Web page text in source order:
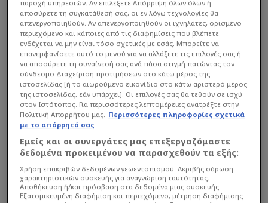
παροχή υπηρεσιών. Αν επιλέξετε Απόρριψη όλων όλων ή
αποσύρετε τη συγκατάθεσή σας, οι εν λόγω τεχνολογίες θα
απενεργοποιηθούν. Αν απενεργοποιηθούν οι ιχνηλάτες, ορισμένο
περιεχόμενο και κάποιες από τις διαφημίσεις που βλέπετε
ενδέχεται να μην είναι τόσο σχετικές με εσάς. Μπορείτε να
επανεμφανίσετε αυτό το μενού για να αλλάξετε τις επιλογές σας ή
να αποσύρετε τη συναίνεσή σας ανά πάσα στιγμή πατώντας τον
σύνδεσμο Διαχείριση προτιμήσεων στο κάτω μέρος της
ιστοσελίδας [ή το αιωρούμενο εικονίδιο στο κάτω αριστερό μέρος
της ιστοσελίδας, εάν υπάρχει]. Οι επιλογές σας θα τεθούν σε ισχύ
στον Ιστότοπος. Για περισσότερες λεπτομέρειες ανατρέξτε στην
Πολιτική Απορρήτου μας. Περισσότερες πληροφορίες σχετικά
με το απόρρητό σας
Εμείς και οι συνεργάτες μας επεξεργαζόμαστε
δεδομένα προκειμένου να παρασχεθούν τα εξής:
Χρήση επακριβών δεδομένων γεωεντοπισμού. Ακριβής σάρωση
χαρακτηριστικών συσκευής για αναγνώριση ταυτότητας.
Αποθήκευση ή/και πρόσβαση στα δεδομένα μιας συσκευής.
Εξατομικευμένη διαφήμιση και περιεχόμενο, μέτρηση διαφήμισης